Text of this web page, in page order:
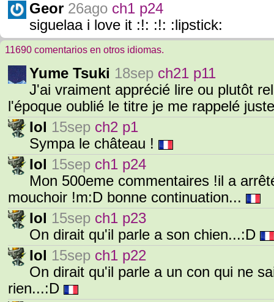
Geor 26ago ch1 p24
siguelaa i love it :!: :!: :lipstick:
11690 comentarios en otros idiomas.
Yume Tsuki 18sep ch21 p11
J'ai vraiment apprécié lire ou plutôt
l'époque oublié le titre je me rappelé
Iol 15sep ch2 p1
Sympa le château !
Iol 15sep ch1 p24
Mon 500eme commentaires !il a
mouchoir !m:D bonne continuation...
Iol 15sep ch1 p23
On dirait qu'il parle a son chien...:D
Iol 15sep ch1 p22
On dirait qu'il parle a un con qui ne
rien...:D